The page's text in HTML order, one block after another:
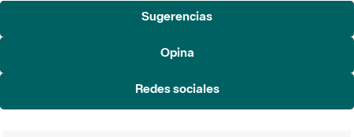
Sugerencias
Opina
Redes sociales